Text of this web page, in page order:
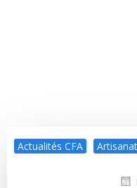
Actualités CFA Artisanat